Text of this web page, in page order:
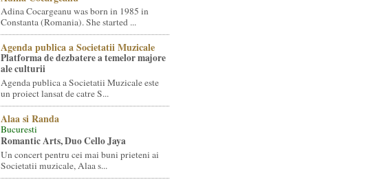
Adina Cocargeanu was born in 1985 in
Constanta (Romania). She started ...
Agenda publica a Societatii Muzicale
Platforma de dezbatere a temelor majore
ale culturii
Agenda publica a Societatii Muzicale este
un proiect lansat de catre S...
Alaa si Randa
Bucuresti
Romantic Arts, Duo Cello Jaya
Un concert pentru cei mai buni prieteni ai
Societatii muzicale, Alaa s...